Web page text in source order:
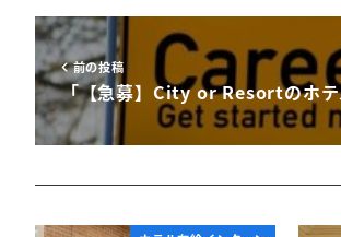
前の投稿
「【急募】City or Resortのホテ